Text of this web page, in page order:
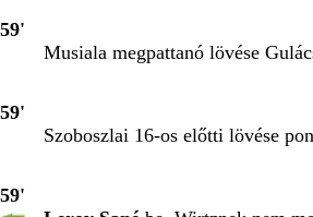
59'
Musiala megpattanó lövése
59'
Szoboszlai 16-os előtti lövése
59'